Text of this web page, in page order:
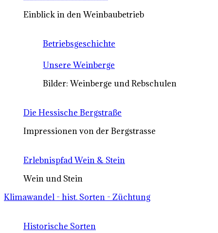
Einblick in den Weinbaubetrieb
Betriebsgeschichte
Unsere Weinberge
Bilder: Weinberge und Rebschulen
Die Hessische Bergstraße
Impressionen von der Bergstrasse
Erlebnispfad Wein & Stein
Wein und Stein
Klimawandel - hist. Sorten - Züchtung
Historische Sorten